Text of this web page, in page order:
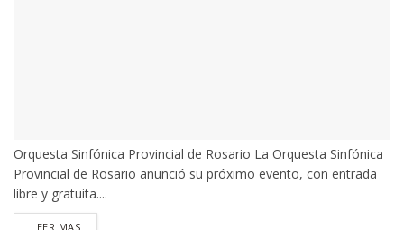
Orquesta Sinfónica Provincial de Rosario La Orquesta Sinfónica
Provincial de Rosario anunció su próximo evento, con entrada
libre y gratuita....
LEER MASDETAILS